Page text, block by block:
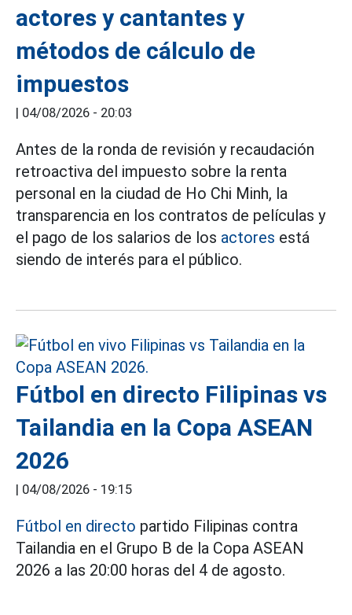
actores y cantantes y
métodos de cálculo de
impuestos
04/08/2026 - 20:03
Antes de la ronda de revisión y recaudación
retroactiva del impuesto sobre la renta
personal en la ciudad de Ho Chi Minh, la
transparencia en los contratos de películas y
el pago de los salarios de los actores está
siendo de interés para el público.
Fútbol en directo Filipinas vs
Tailandia en la Copa ASEAN
2026
04/08/2026 - 19:15
Fútbol en directo partido Filipinas contra
Tailandia en el Grupo B de la Copa ASEAN
2026 a las 20:00 horas del 4 de agosto.